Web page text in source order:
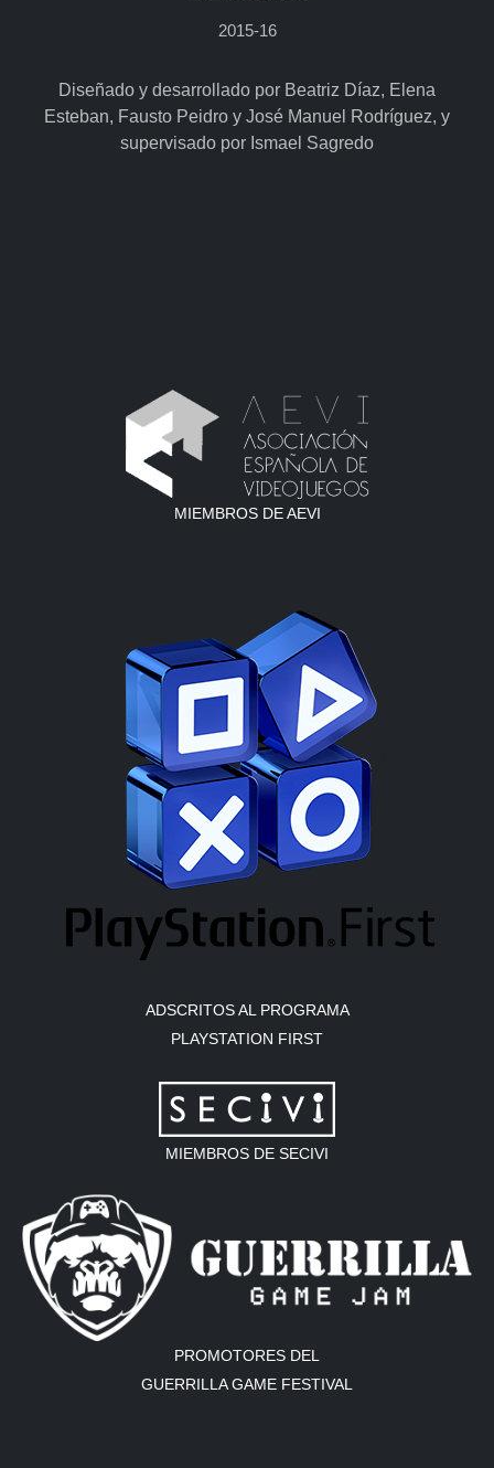
2015-16
Diseñado y desarrollado por Beatriz Díaz, Elena
Esteban, Fausto Peidro y José Manuel Rodríguez, y
supervisado por Ismael Sagredo
MIEMBROS DE AEVI
ADSCRITOS AL PROGRAMA
PLAYSTATION FIRST
MIEMBROS DE SECIVI
PROMOTORES DEL
GUERRILLA GAME FESTIVAL